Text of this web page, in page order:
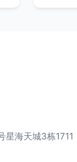
星海天城3栋1711